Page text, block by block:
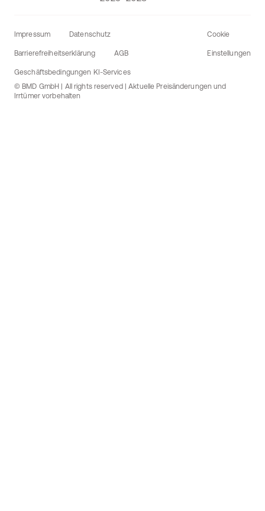
Impressum Datenschutz
Barrierefreiheitserklärung AGB
Geschäftsbedingungen KI-Services
Cookie
Einstellungen
© BMD GmbH | All rights reserved | Aktuelle Preisänderungen und
Irrtümer vorbehalten